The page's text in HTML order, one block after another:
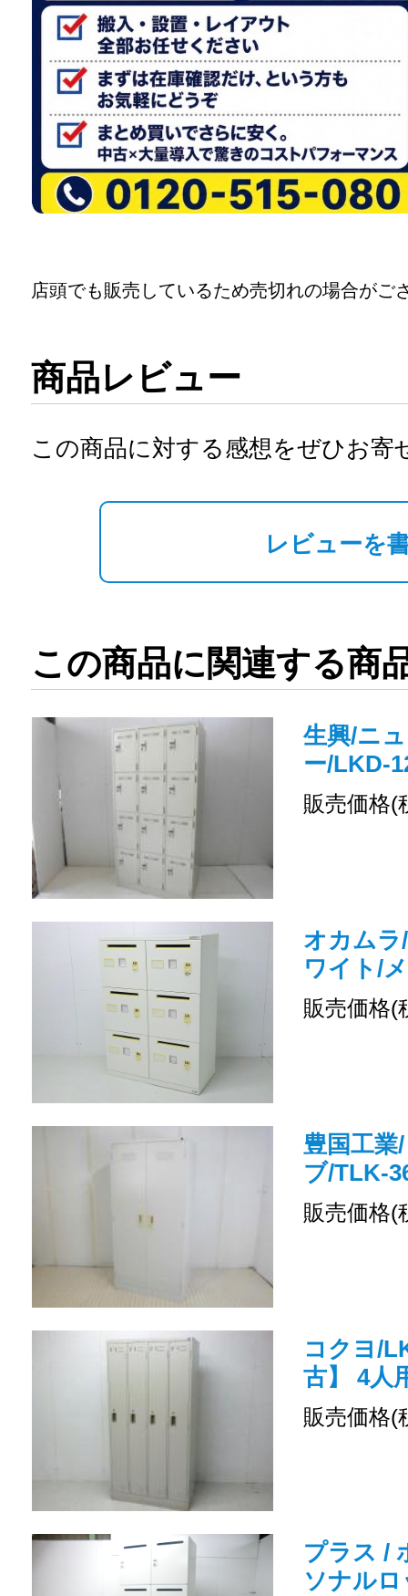
店頭でも販売しているため売切れの場合がご
商品レビュー
この商品に対する感想をぜひお寄
レビューを
この商品に関連する商
生興/ニ
ー/LKD-
販売価格(
オカム
ワイト/
販売価格(
豊国工業
ブ/TLK-
販売価格(
コクヨ/
古】 4人
販売価格(
プラス /
ソナル